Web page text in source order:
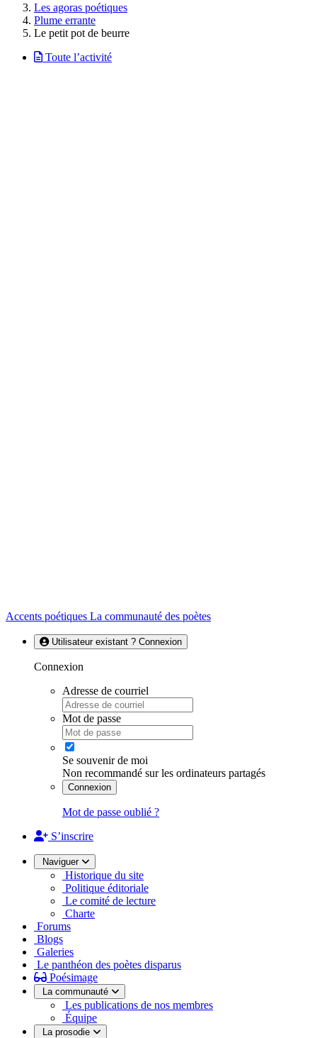
Les agoras poétiques
Plume errante
Le petit pot de beurre
Toute l’activité
Accents poétiques La communauté des poètes
Utilisateur existant ? Connexion
Connexion
Adresse de courriel
Mot de passe
Se souvenir de moi
Non recommandé sur les ordinateurs partagés
Connexion
Mot de passe oublié ?
S’inscrire
Naviguer
Historique du site
Politique éditoriale
Le comité de lecture
Charte
Forums
Blogs
Galeries
Le panthéon des poètes disparus
Poésimage
La communauté
Les publications de nos membres
Équipe
La prosodie